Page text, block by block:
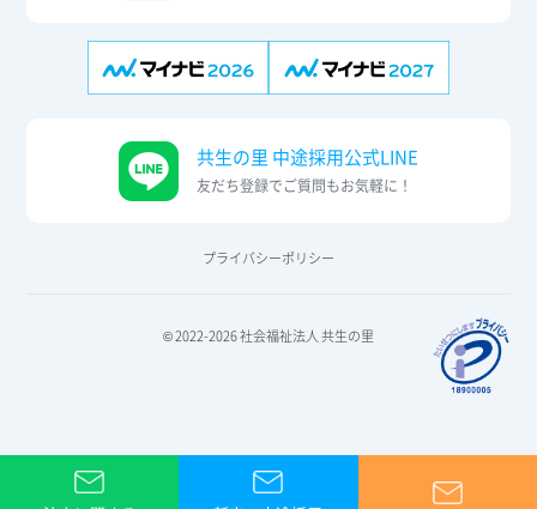
共生の里 中途採用公式LINE
友だち登録でご質問もお気軽に！
プライバシーポリシー
© 2022-2026 社会福祉法人 共生の里